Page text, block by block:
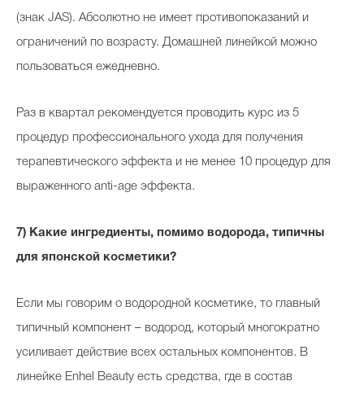
(знак JAS). Абсолютно не имеет противопоказаний и
ограничений по возрасту. Домашней линейкой можно
пользоваться ежедневно.
Раз в квартал рекомендуется проводить курс из 5
процедур профессионального ухода для получения
терапевтического эффекта и не менее 10 процедур для
выраженного anti-age эффекта.
7) Какие ингредиенты, помимо водорода, типичны
для японской косметики?
Если мы говорим о водородной косметике, то главный
типичный компонент – водород, который многократно
усиливает действие всех остальных компонентов. В
линейке Enhel Beauty есть средства, где в состав